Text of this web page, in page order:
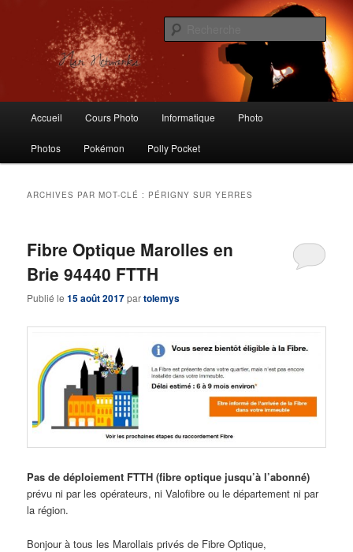
secondaireNsr Networks – Labo Ubuntu
Logiciels libres, Photographie, Informatique, Polly Pocket, Vintage Toys
principal
Accueil Cours Photo Informatique Photo
Photos Pokémon Polly Pocket
ARCHIVES PAR MOT-CLÉ : PÉRIGNY SUR YERRES
Fibre Optique Marolles en
Brie 94440 FTTH
Publié le15 août 2017partolemys
Pas de déploiement FTTH (fibre optique jusqu’à l’abonné)
prévu ni par les opérateurs, ni Valofibre ou le département ni par
la région.
Bonjour à tous les Marollais privés de Fibre Optique,